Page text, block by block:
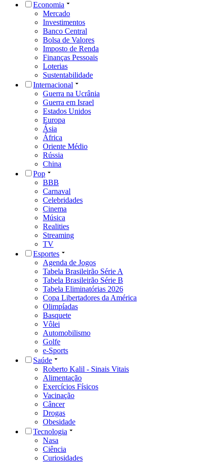
Economia
Mercado
Investimentos
Banco Central
Bolsa de Valores
Imposto de Renda
Finanças Pessoais
Loterias
Sustentabilidade
Internacional
Guerra na Ucrânia
Guerra em Israel
Estados Unidos
Europa
Ásia
África
Oriente Médio
Rússia
China
Pop
BBB
Carnaval
Celebridades
Cinema
Música
Realities
Streaming
TV
Esportes
Agenda de Jogos
Tabela Brasileirão Série A
Tabela Brasileirão Série B
Tabela Eliminatórias 2026
Copa Libertadores da América
Olimpíadas
Basquete
Vôlei
Automobilismo
Golfe
e-Sports
Saúde
Roberto Kalil - Sinais Vitais
Alimentação
Exercícios Físicos
Vacinação
Câncer
Drogas
Obesidade
Tecnologia
Nasa
Ciência
Curiosidades